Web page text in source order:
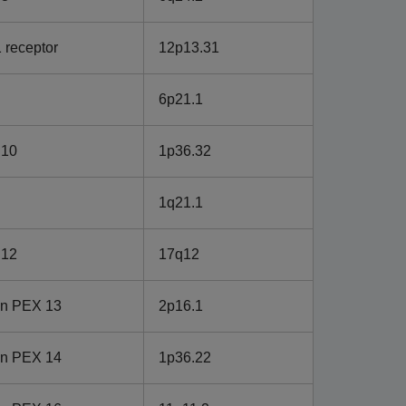
receptor 12p13.31
6p21.1
1p36.32
1q21.1
17q12
PEX 13 2p16.1
PEX 14 1p36.22